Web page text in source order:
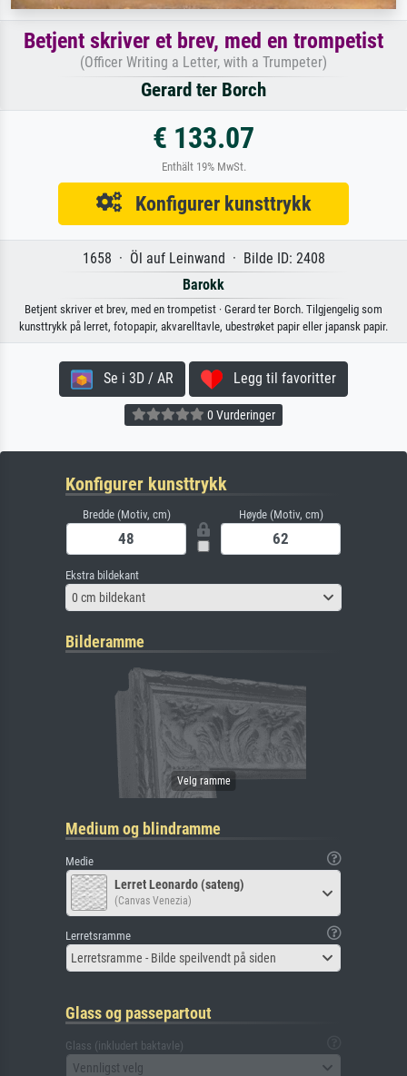
Betjent skriver et brev, med en trompetist
(Officer Writing a Letter, with a Trumpeter)
Gerard ter Borch
€ 133.07
Enthält 19% MwSt.
Konfigurer kunsttrykk
1658 · Öl auf Leinwand · Bilde ID: 2408
Barokk
Betjent skriver et brev, med en trompetist · Gerard ter Borch. Tilgjengelig som
kunsttrykk på lerret, fotopapir, akvarelltavle, ubestrøket papir eller japansk papir.
Se i 3D / AR Legg til favoritter
0 Vurderinger
Konfigurer kunsttrykk
Bredde (Motiv, cm) Høyde (Motiv, cm)
Ekstra bildekant
0 cm bildekant
Bilderamme
Medium og blindramme
Medie
Lerret Leonardo (sateng)
(Canvas Venezia)
Lerretsramme
Lerretsramme - Bilde speilvendt på siden
Glass og passepartout
Glass (inkludert baktavle)
Vennligst velg